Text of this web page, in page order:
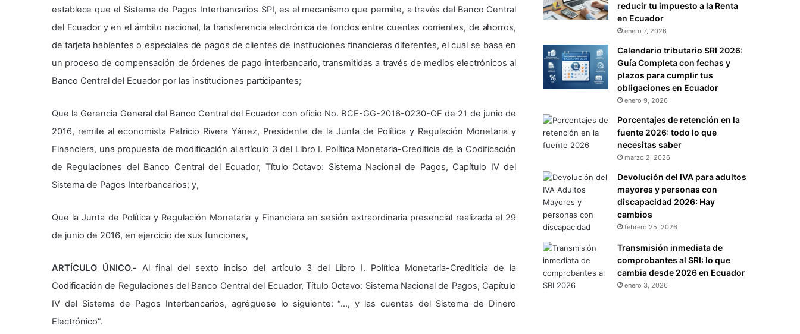
establece que el Sistema de Pagos Interbancarios SPI, es el mecanismo que permite, a través del Banco Central
del Ecuador y en el ámbito nacional, la transferencia electrónica de fondos entre cuentas corrientes, de ahorros,
de tarjeta habientes o especiales de pagos de clientes de instituciones financieras diferentes, el cual se basa en
un proceso de compensación de órdenes de pago interbancario, transmitidas a través de medios electrónicos al
Banco Central del Ecuador por las instituciones participantes;
Que la Gerencia General del Banco Central del Ecuador con oficio No. BCE-GG-2016-0230-OF de 21 de junio de
2016, remite al economista Patricio Rivera Yánez, Presidente de la Junta de Política y Regulación Monetaria y
Financiera, una propuesta de modificación al artículo 3 del Libro I. Política Monetaria-Crediticia de la Codificación
de Regulaciones del Banco Central del Ecuador, Título Octavo: Sistema Nacional de Pagos, Capítulo IV del
Sistema de Pagos Interbancarios; y,
Que la Junta de Política y Regulación Monetaria y Financiera en sesión extraordinaria presencial realizada el 29
de junio de 2016, en ejercicio de sus funciones,
ARTÍCULO ÚNICO.-Al final del sexto inciso del artículo 3 del Libro I. Política Monetaria-Crediticia de la
Codificación de Regulaciones del Banco Central del Ecuador, Título Octavo: Sistema Nacional de Pagos, Capítulo
IV del Sistema de Pagos Interbancarios, agréguese lo siguiente: “…, y las cuentas del Sistema de Dinero
Electrónico”.
reducir tu impuesto a la Renta
en Ecuador
enero 7, 2026
Calendario tributario SRI 2026:
Guía Completa con fechas y
plazos para cumplir tus
obligaciones en Ecuador
enero 9, 2026
Porcentajes de retención en la
fuente 2026: todo lo que
necesitas saber
marzo 2, 2026
Devolución del IVA para adultos
mayores y personas con
discapacidad 2026: Hay
cambios
febrero 25, 2026
Transmisión inmediata de
comprobantes al SRI: lo que
cambia desde 2026 en Ecuador
enero 3, 2026